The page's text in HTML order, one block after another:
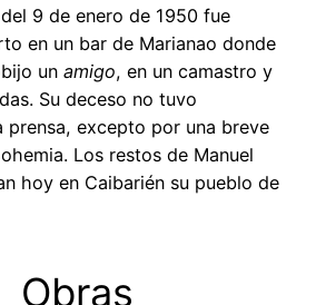
9 de enero de 1950 fue
en un bar de Marianao donde
un amigo, en un camastro y
Su deceso no tuvo
prensa, excepto por una breve
Los restos de Manuel
hoy en Caibarién su pueblo de
Obras